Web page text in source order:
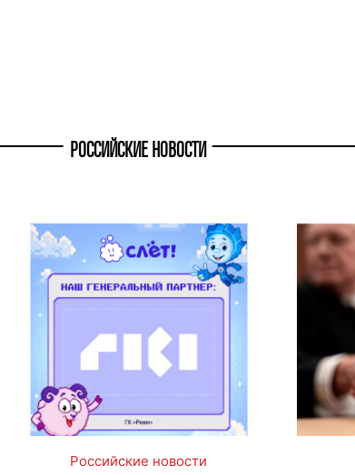
РОССИЙСКИЕ НОВОСТИ
Российские новости